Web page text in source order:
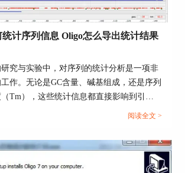
导入FASTA格式文件
序列格式（非环状），以便更精
测序引物
计序列信息 Oligo怎么导出统计结果
究与实验中，对序列的统计分析是一项非
作。无论是GC含量、碱基组成，还是序列
Tm），这些统计信息都直接影响到引物
、合成策略等各个方面。Oligo软件如何统计
需求。本文将围绕这个主题，详细介绍
列统计相关的核心功能、使用方法和结果导
户更高效地获取并利用这些关键数据。...
阅读全文 >